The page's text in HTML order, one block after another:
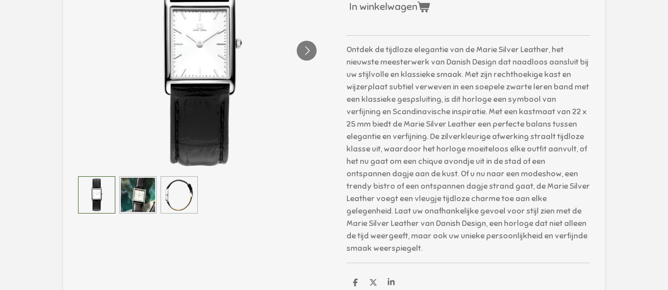
In winkelwagen
Ontdek de tijdloze elegantie van de Marie Silver Leather, het
nieuwste meesterwerk van Danish Design dat naadloos aansluit bij
uw stijlvolle en klassieke smaak. Met zijn rechthoekige kast en
wijzerplaat subtiel verweven in een soepele zwarte leren band met
een klassieke gespsluiting, is dit horloge een symbool van
verfijning en Scandinavische inspiratie. Met een kastmaat van 22 x
25 mm biedt de Marie Silver Leather een perfecte balans tussen
elegantie en verfijning. De zilverkleurige afwerking straalt tijdloze
klasse uit, waardoor het horloge moeiteloos elke outfit aanvult, of
het nu gaat om een ​​chique avondje uit in de stad of een
ontspannen dagje aan de kust. Of u nu naar een modeshow, een
trendy bistro of een ontspannen dagje strand gaat, de Marie Silver
Leather voegt een vleugje tijdloze charme toe aan elke
gelegenheid. Laat uw onafhankelijke gevoel voor stijl zien met de
Marie Silver Leather van Danish Design, een horloge dat niet alleen
de tijd weergeeft, maar ook uw unieke persoonlijkheid en verfijnde
smaak weerspiegelt.
D
D
S